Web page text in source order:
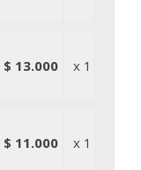
$ 13.000 x 1
$ 11.000 x 1